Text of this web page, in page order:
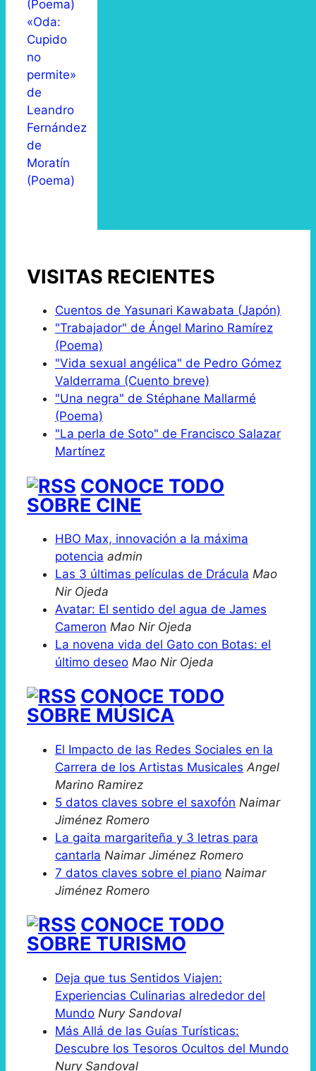
«Oda:
Cupido
no
permite»
de
Leandro
Fernández
de
Moratín
(Poema)
VISITAS RECIENTES
Cuentos de Yasunari Kawabata (Japón)
"Trabajador" de Ángel Marino Ramírez
(Poema)
"Vida sexual angélica" de Pedro Gómez
Valderrama (Cuento breve)
"Una negra" de Stéphane Mallarmé
(Poema)
"La perla de Soto" de Francisco Salazar
Martínez
CONOCE TODO
SOBRE CINE
HBO Max, innovación a la máxima
potencia admin
Las 3 últimas películas de Drácula Mao
Nir Ojeda
Avatar: El sentido del agua de James
Cameron Mao Nir Ojeda
La novena vida del Gato con Botas: el
último deseo Mao Nir Ojeda
CONOCE TODO
SOBRE MÚSICA
El Impacto de las Redes Sociales en la
Carrera de los Artistas Musicales Angel
Marino Ramirez
5 datos claves sobre el saxofón Naimar
Jiménez Romero
La gaita margariteña y 3 letras para
cantarla Naimar Jiménez Romero
7 datos claves sobre el piano Naimar
Jiménez Romero
CONOCE TODO
SOBRE TURISMO
Deja que tus Sentidos Viajen:
Experiencias Culinarias alrededor del
Mundo Nury Sandoval
Más Allá de las Guías Turísticas:
Descubre los Tesoros Ocultos del Mundo
Nury Sandoval